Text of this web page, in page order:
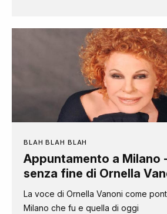
BLAH BLAH BLAH
Appuntamento a Milano
senza fine di Ornella
La voce di Ornella Vanoni come
Milano che fu e quella di oggi